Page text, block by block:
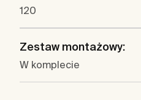
120
Zestaw montażowy:
W komplecie